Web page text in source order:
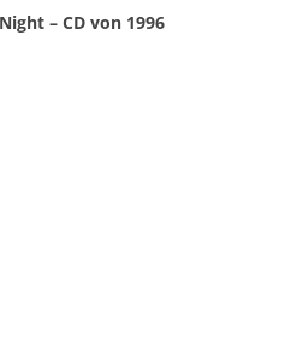
– CD von 1996